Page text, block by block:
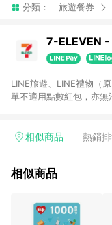
分類： 旅遊餐券
7-ELEVEN -
LINE旅遊、LINE禮物（
單不適用點數紅包，亦無
相似商品 熱銷
相似商品